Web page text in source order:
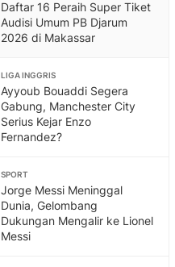
Daftar 16 Peraih Super Tiket
Audisi Umum PB Djarum
2026 di Makassar
LIGA INGGRIS
Ayyoub Bouaddi Segera
Gabung, Manchester City
Serius Kejar Enzo
Fernandez?
SPORT
Jorge Messi Meninggal
Dunia, Gelombang
Dukungan Mengalir ke Lionel
Messi